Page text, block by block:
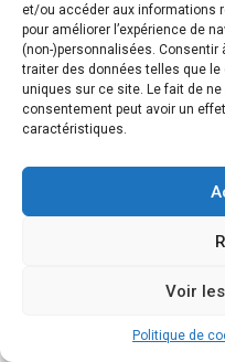
et/ou accéder aux informations
pour améliorer l’expérience de
(non-)personnalisées.
traiter des données telles que
uniques sur ce site. Le fait de
consentement peut avoir un
caractéristiques.
Voir
Politique de
II, Couleur: noir,
9.5 W, Flux lumineux:
2700 Kelvin, IRC: 80,
Variable: Oui,
Variateur en début de
saillie, Détails de
primaire: 220-240V
secondaire: 240 mA,
Poids net: 1.1 kg,
sur LS B16A: 210 St.,
(émission